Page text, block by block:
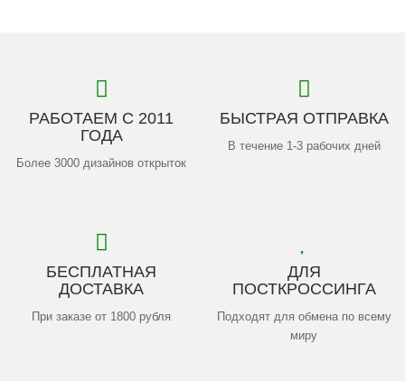
РАБОТАЕМ С 2011
ГОДА
Более 3000 дизайнов открыток
БЫСТРАЯ ОТПРАВКА
В течение 1-3 рабочих дней
БЕСПЛАТНАЯ
ДОСТАВКА
При заказе от 1800 рубля
ДЛЯ
ПОСТКРОССИНГА
Подходят для обмена по всему
миру